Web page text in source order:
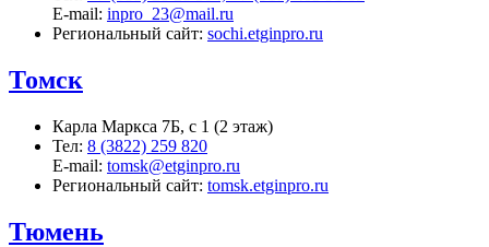
E-mail: inpro_23@mail.ru
Региональный сайт: sochi.etginpro.ru
Томск
Карла Маркса 7Б, с 1 (2 этаж)
Тел: 8 (3822) 259 820
E-mail: tomsk@etginpro.ru
Региональный сайт: tomsk.etginpro.ru
Тюмень